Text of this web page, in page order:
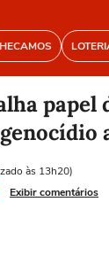
papel
às 13h20)
Exibir comentários